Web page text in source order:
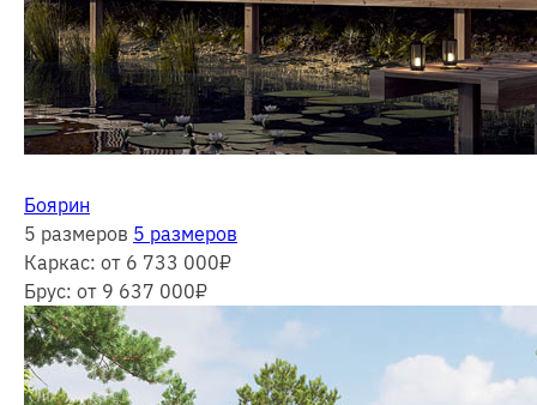
Боярин
5 размеров 5 размеров
Каркас: от 6 733 000₽
Брус: от 9 637 000₽